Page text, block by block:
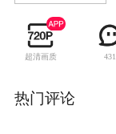
超清画质 431
热门评论